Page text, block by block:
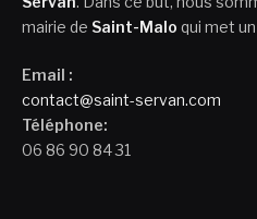
mairie de Saint-Malo qui met
Email :
contact@saint-servan.com
Téléphone:
06 86 90 84 31